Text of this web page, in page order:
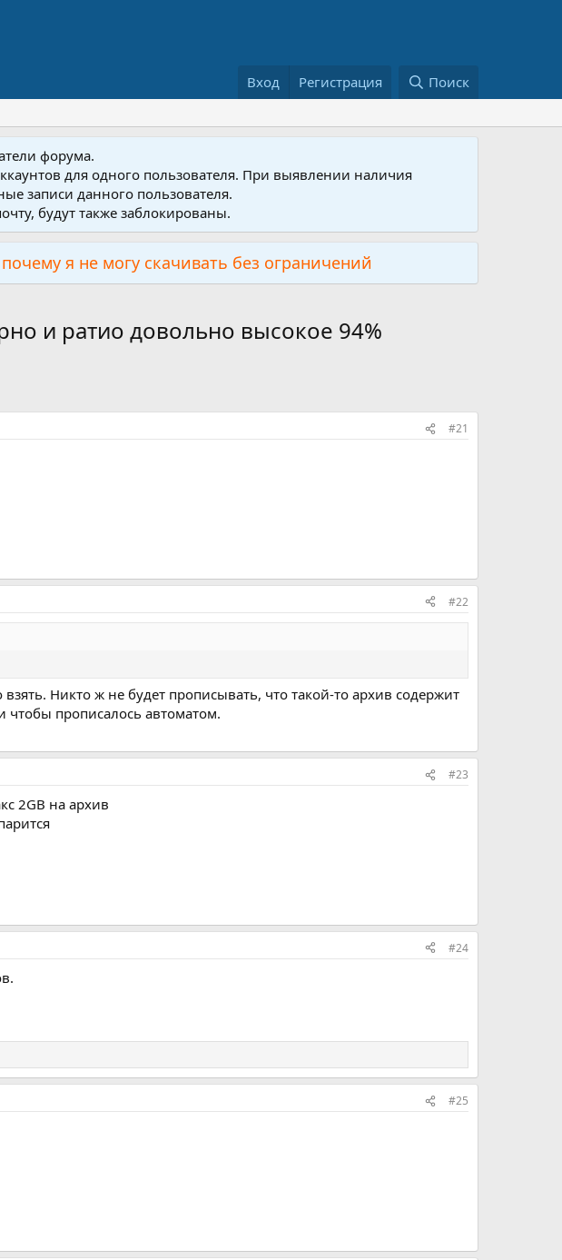
Вход Регистрация Поиск
форума.
для одного пользователя. При выявлении наличия
записи данного пользователя.
будут также заблокированы.
я не могу скачивать без ограничений
и ратио довольно высокое 94%
#21
#22
Никто ж не будет прописывать, что такой-то архив содержит
чтобы прописалось автоматом.
#23
2GB на архив
#24
#25